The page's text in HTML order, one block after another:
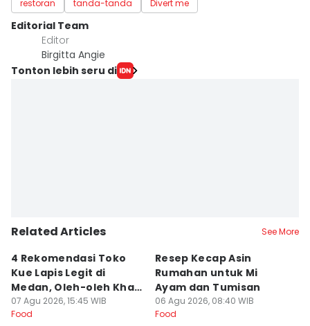
restoran tanda-tanda Divert me
Editorial Team
Editor
Birgitta Angie
Tonton lebih seru di
Related Articles See More
4 Rekomendasi Toko
Kue Lapis Legit di
Medan, Oleh-oleh Khas
Sumut
07 Agu 2026, 15:45 WIB
Food
Resep Kecap Asin
Rumahan untuk Mi
Ayam dan Tumisan
06 Agu 2026, 08:40 WIB
Food